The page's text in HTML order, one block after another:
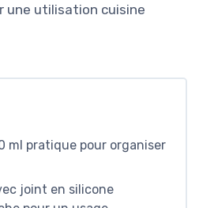
une utilisation cuisine
ml pratique pour organiser
joint en silicone